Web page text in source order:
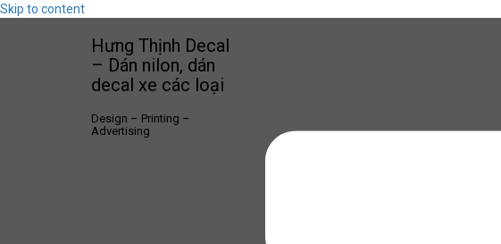
Skip to content
Hưng Thịnh Decal
– Dán nilon, dán
decal xe các loại
Design – Printing –
Advertising